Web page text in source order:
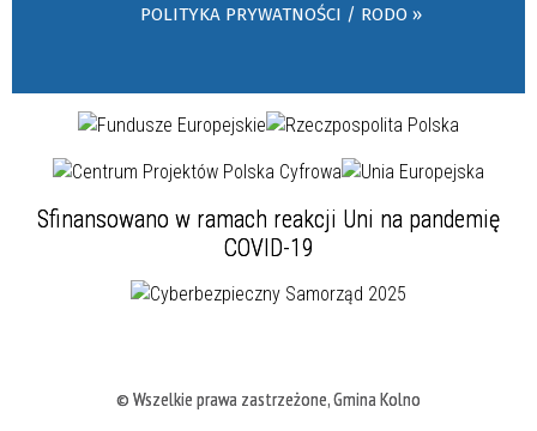
POLITYKA PRYWATNOŚCI / RODO »
Sfinansowano w ramach reakcji Uni na pandemię
COVID-19
© Wszelkie prawa zastrzeżone, Gmina Kolno